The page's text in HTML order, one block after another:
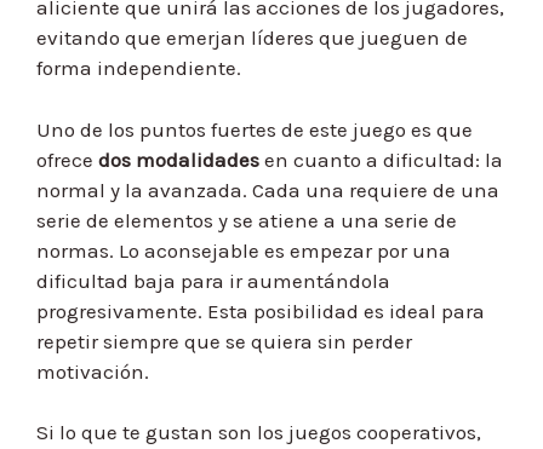
aliciente que unirá las acciones de los jugadores,
evitando que emerjan líderes que jueguen de
forma independiente.
Uno de los puntos fuertes de este juego es que
ofrece dos modalidades en cuanto a dificultad: la
normal y la avanzada. Cada una requiere de una
serie de elementos y se atiene a una serie de
normas. Lo aconsejable es empezar por una
dificultad baja para ir aumentándola
progresivamente. Esta posibilidad es ideal para
repetir siempre que se quiera sin perder
motivación.
Si lo que te gustan son los juegos cooperativos,